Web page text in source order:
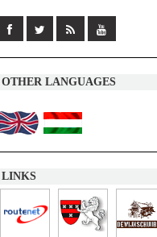
OTHER LANGUAGES
LINKS